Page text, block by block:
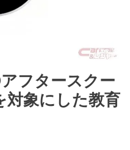
フタースクー
対象にした教育